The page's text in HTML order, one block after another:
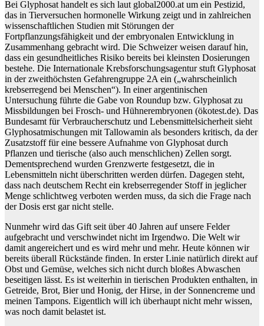
Bei Glyphosat handelt es sich laut global2000.at um ein Pestizid,
das in Tierversuchen hormonelle Wirkung zeigt und in zahlreichen
wissenschaftlichen Studien mit Störungen der
Fortpflanzungsfähigkeit und der embryonalen Entwicklung in
Zusammenhang gebracht wird. Die Schweizer weisen darauf hin,
dass ein gesundheitliches Risiko bereits bei kleinsten Dosierungen
bestehe. Die Internationale Krebsforschungsagentur stuft Glyphosat
in der zweithöchsten Gefahrengruppe 2A ein („wahrscheinlich
krebserregend bei Menschen“). In einer argentinischen
Untersuchung führte die Gabe von Roundup bzw. Glyphosat zu
Missbildungen bei Frosch- und Hühnerembryonen (ökotest.de). Das
Bundesamt für Verbraucherschutz und Lebensmittelsicherheit sieht
Glyphosatmischungen mit Tallowamin als besonders kritisch, da der
Zusatzstoff für eine bessere Aufnahme von Glyphosat durch
Pflanzen und tierische (also auch menschlichen) Zellen sorgt.
Dementsprechend wurden Grenzwerte festgesetzt, die in
Lebensmitteln nicht überschritten werden dürfen. Dagegen steht,
dass nach deutschem Recht ein krebserregender Stoff in jeglicher
Menge schlichtweg verboten werden muss, da sich die Frage nach
der Dosis erst gar nicht stelle.
Nunmehr wird das Gift seit über 40 Jahren auf unsere Felder
aufgebracht und verschwindet nicht im Irgendwo. Die Welt wir
damit angereichert und es wird mehr und mehr. Heute können wir
bereits überall Rückstände finden. In erster Linie natürlich direkt auf
Obst und Gemüse, welches sich nicht durch bloßes Abwaschen
beseitigen lässt. Es ist weiterhin in tierischen Produkten enthalten, in
Getreide, Brot, Bier und Honig, der Hirse, in der Sonnencreme und
meinen Tampons. Eigentlich will ich überhaupt nicht mehr wissen,
was noch damit belastet ist.